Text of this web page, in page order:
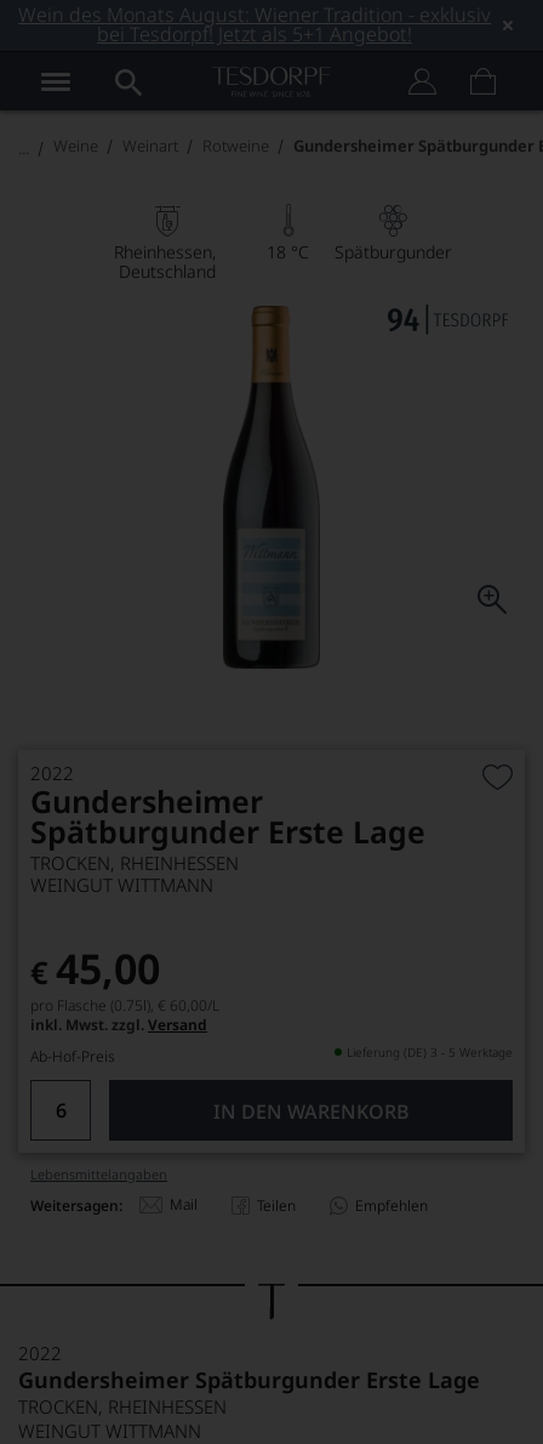
Wein des Monats August: Wiener Tradition - exklusiv
bei Tesdorpf! Jetzt als 5+1 Angebot!
Weine Weinart Rotweine Gundersheimer Spätburgunder
Rheinhessen
Deutschland
18 °C Spätburgunder
2022
Gundersheimer
Spätburgunder Erste Lage
TROCKEN, RHEINHESSEN
WEINGUT WITTMANN
€ 45,00
pro Flasche (0.75l), € 60,00/L
inkl. Mwst. zzgl. Versand
Ab-Hof-Preis
Lieferung (DE) 3 - 5 Werktage
IN DEN WARENKORB
Lebensmittel­angaben
Weitersagen: Mail Teilen Empfehlen
2022
Gundersheimer Spätburgunder Erste Lage
TROCKEN, RHEINHESSEN
WEINGUT WITTMANN